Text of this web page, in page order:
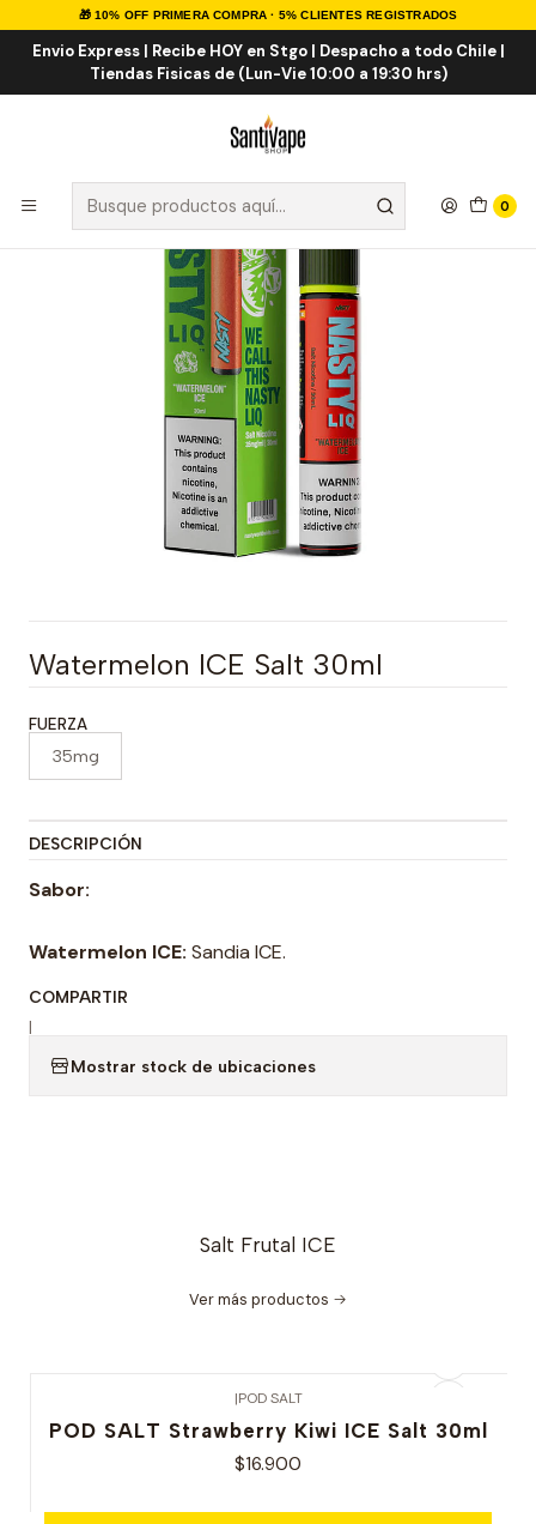
🎁 10% OFF PRIMERA COMPRA · 5% CLIENTES REGISTRADOS
Envio Express | Recibe HOY en Stgo | Despacho a todo Chile |
Tiendas Fisicas de (Lun-Vie 10:00 a 19:30 hrs)
0
Inicio Sales de Nicotina Salt Nic Importadas
Watermelon ICE Salt 30ml
Watermelon ICE Salt 30ml
FUERZA
35mg
DESCRIPCIÓN
Sabor:
Watermelon ICE: Sandia ICE.
COMPARTIR
|
Mostrar stock de ubicaciones
Salt Frutal ICE
Ver más productos
|POD SALT
POD SALT Strawberry Kiwi ICE Salt 30ml
$16.900